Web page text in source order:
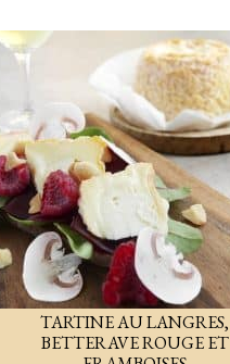
TARTINE AU LANGRES,
BETTERAVE ROUGE ET